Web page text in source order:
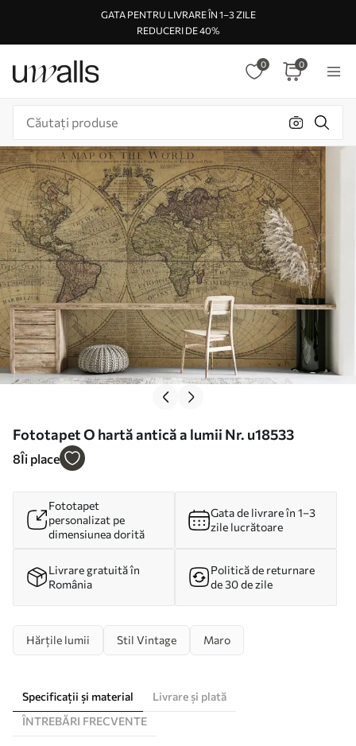
GATA PENTRU LIVRARE ÎN 1–3 ZILE
REDUCERI DE 40%
0 0
Fototapet O hartă antică a lumii Nr. u18533
8Îi place
Fototapet
personalizat pe
dimensiunea dorită
Gata de livrare în 1–3
zile lucrătoare
Livrare gratuită în
România
Politică de returnare
de 30 de zile
Hărțile lumii Stil Vintage Maro
Specificații și material
Livrare și plată
ÎNTREBĂRI FRECVENTE